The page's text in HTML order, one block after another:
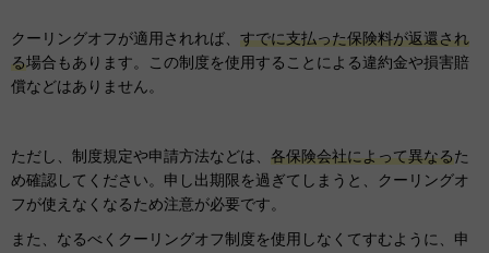
クーリングオフが適用されれば、 すでに支払った保険料が返還され
る場合もあります。この制度を使用することによる違約金や損害賠
償などはありません。
ただし、制度規定や申請方法などは、 各保険会社によって異なるた
め確認してください。申し出期限を過ぎてしまうと、クーリングオ
フが使えなくなるため注意が必要です。
また、なるべくクーリングオフ制度を使用しなくてすむように、申